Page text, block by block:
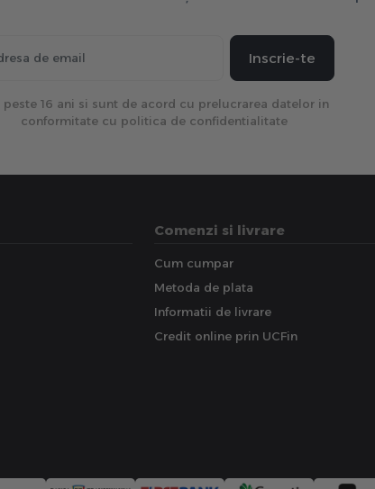
Inscrie-te
peste 16 ani si sunt de acord cu prelucrarea datelor in
conformitate cu politica de confidentialitate
Comenzi si livrare
Cum cumpar
Metoda de plata
Informatii de livrare
Credit online prin UCFin